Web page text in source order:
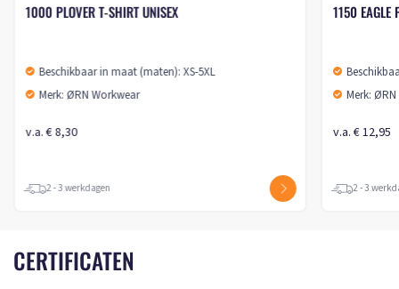
1000 PLOVER T-SHIRT UNISEX
Beschikbaar in maat (maten): XS-5XL
Merk: ØRN Workwear
v.a. € 8,30
2 - 3 werkdagen
1150 EAGLE
Merk:
v.a. € 12,95
2 - 3
CERTIFICATEN